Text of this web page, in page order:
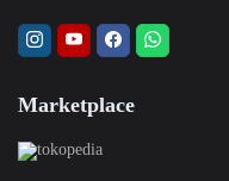
Marketplace